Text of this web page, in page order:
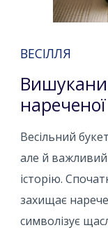
ВЕСІЛЛЯ
Весільний
але й
історію.
захищає
символізує